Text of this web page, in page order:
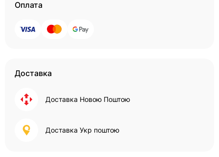
Оплата
Доставка
Доставка Новою Поштою
Доставка Укр поштою